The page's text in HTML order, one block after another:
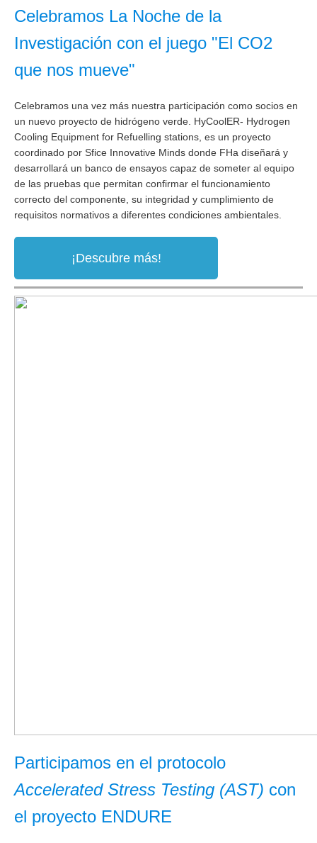
Celebramos La Noche de la
Investigación con el juego "El CO2
que nos mueve"
Celebramos una vez más nuestra participación como socios en
un nuevo proyecto de hidrógeno verde HyCoolER- Hydrogen
Cooling Equipment for Refuelling stations, es un proyecto
coordinado por Sfice Innovative Minds donde FHa diseñará y
desarrollará un banco de ensayos capaz de someter al equipo
de las pruebas que permitan confirmar el funcionamiento
correcto del componente, su integridad y cumplimiento de
requisitos normativos a diferentes condiciones ambientales.
¡Descubre más!
Participamos en el protocolo
Accelerated Stress Testing (AST) con
el proyecto ENDURE